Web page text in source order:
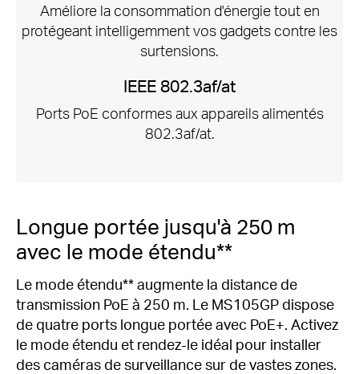
Améliore la consommation d'énergie tout en
protégeant intelligemment vos gadgets contre les
surtensions.
IEEE 802.3af/at
Ports PoE conformes aux appareils alimentés
802.3af/at.
Longue portée jusqu'à 250 m
avec le mode étendu**
Le mode étendu** augmente la distance de
transmission PoE à 250 m. Le MS105GP dispose
de quatre ports longue portée avec PoE+. Activez
le mode étendu et rendez-le idéal pour installer
des caméras de surveillance sur de vastes zones.